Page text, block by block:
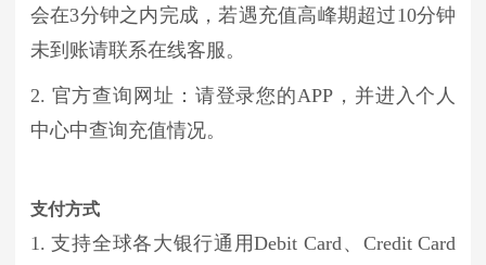
会在3分钟之内完成，若遇充值高峰期超过10分钟
未到账请联系在线客服。
2. 官方查询网址：请登录您的APP，并进入个人
中心中查询充值情况。
支付方式
1. 支持全球各大银行通用Debit Card、Credit Card